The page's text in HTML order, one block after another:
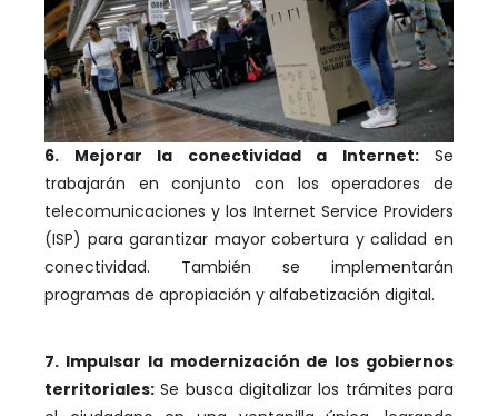
6. Mejorar la conectividad a Internet:Se
trabajarán en conjunto con los operadores de
telecomunicaciones y los Internet Service Providers
(ISP) para garantizar mayor cobertura y calidad en
conectividad. También se implementarán
programas de apropiación y alfabetización digital.
7. Impulsar la modernización de los gobiernos
territoriales: Se busca digitalizar los trámites para